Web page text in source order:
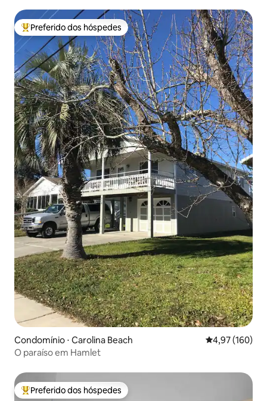
Entre os melhores preferidos dos hóspedes
Preferido dos hóspedes
Condomínio ⋅ Carolina Beach 4,97 de uma
4,97 (160)
O paraíso em Hamlet
Entre os melhores preferidos dos hóspedes
Preferido dos hóspedes